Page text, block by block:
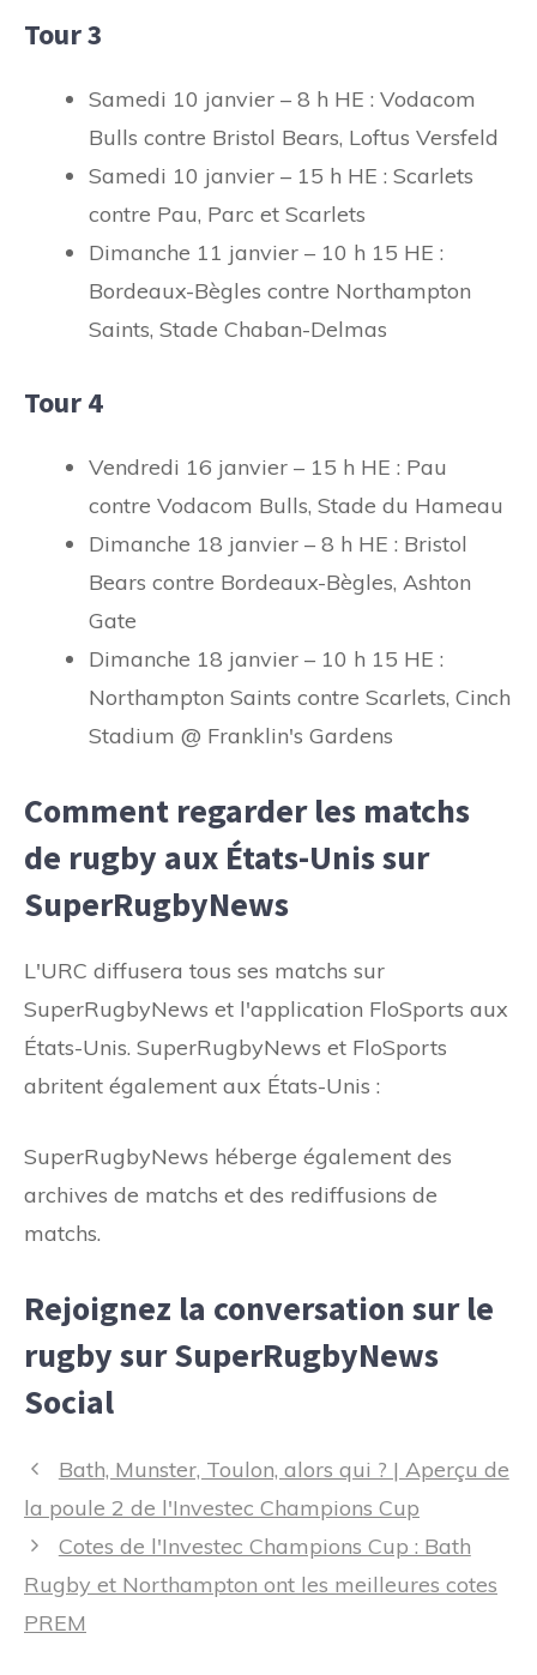
Tour 3
Samedi 10 janvier – 8 h HE : Vodacom
Bulls contre Bristol Bears, Loftus Versfeld
Samedi 10 janvier – 15 h HE : Scarlets
contre Pau, Parc et Scarlets
Dimanche 11 janvier – 10 h 15 HE :
Bordeaux-Bègles contre Northampton
Saints, Stade Chaban-Delmas
Tour 4
Vendredi 16 janvier – 15 h HE : Pau
contre Vodacom Bulls, Stade du Hameau
Dimanche 18 janvier – 8 h HE : Bristol
Bears contre Bordeaux-Bègles, Ashton
Gate
Dimanche 18 janvier – 10 h 15 HE :
Northampton Saints contre Scarlets, Cinch
Stadium @ Franklin's Gardens
Comment regarder les matchs
de rugby aux États-Unis sur
SuperRugbyNews
L'URC diffusera tous ses matchs sur
SuperRugbyNews et l'application FloSports aux
États-Unis. SuperRugbyNews et FloSports
abritent également aux États-Unis :
SuperRugbyNews héberge également des
archives de matchs et des rediffusions de
matchs.
Rejoignez la conversation sur le
rugby sur SuperRugbyNews
Social
Navigation
des
Bath, Munster, Toulon, alors qui ? | Aperçu de
la poule 2 de l'Investec Champions Cup
Cotes de l'Investec Champions Cup : Bath
Rugby et Northampton ont les meilleures cotes
PREM